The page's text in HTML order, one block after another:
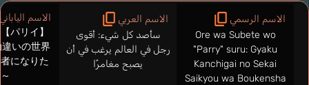
الاسم الرسمي
Ore wa Subete wo
"Parry" suru: Gyaku
Kanchigai no Sekai
Saikyou wa Boukensha
الاسم العربي
سأصد كل شيء: أقوى
رجل في العالم يرغب في أن
يصبح مغامرًا
الاسم الياباني
パリイ】
いの世界
になりた